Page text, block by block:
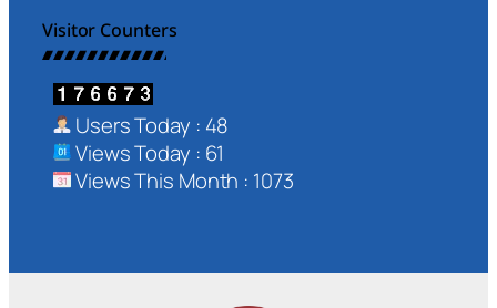
Visitor Counters
Users Today : 48
Views Today : 61
Views This Month : 1073